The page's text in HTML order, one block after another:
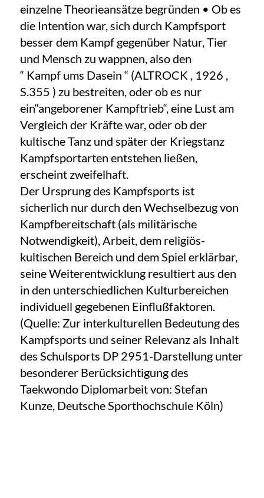
einzelne Theorieansätze begründen • Ob es
die Intention war, sich durch Kampfsport
besser dem Kampf gegenüber Natur, Tier
und Mensch zu wappnen, also den
“ Kampf ums Dasein “ (ALTROCK , 1926 ,
S.355 ) zu bestreiten, oder ob es nur
ein“angeborener Kampftrieb“, eine Lust am
Vergleich der Kräfte war, oder ob der
kultische Tanz und später der Kriegstanz
Kampfsportarten entstehen ließen,
erscheint zweifelhaft.
Der Ursprung des Kampfsports ist
sicherlich nur durch den Wechselbezug von
Kampfbereitschaft (als militärische
Notwendigkeit), Arbeit, dem religiös-
kultischen Bereich und dem Spiel erklärbar,
seine Weiterentwicklung resultiert aus den
in den unterschiedlichen Kulturbereichen
individuell gegebenen Einflußfaktoren.
(Quelle: Zur interkulturellen Bedeutung des
Kampfsports und seiner Relevanz als Inhalt
des Schulsports DP 2951-Darstellung unter
besonderer Berücksichtigung des
Taekwondo Diplomarbeit von: Stefan
Kunze, Deutsche Sporthochschule Köln)